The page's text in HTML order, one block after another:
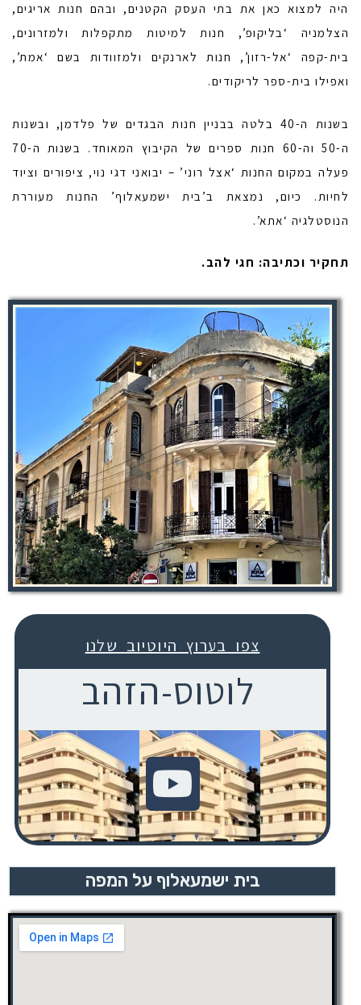
היה למצוא כאן את בתי העסק הקטנים, ובהם חנות אריגים,
הצלמניה ‘בליקופ’, חנות למיטות מתקפלות ולמזרונים,
בית-קפה ‘אל-רזון’, חנות לארנקים ולמזוודות בשם ‘אמת’,
ואפילו בית-ספר לריקודים.
בשנות ה-40 בלטה בבניין חנות הבגדים של פלדמן, ובשנות
ה-50 וה-60 חנות ספרים של הקיבוץ המאוחד. בשנות ה-70
פעלה במקום החנות ‘אצל רוני’ – יבואני דגי נוי, ציפורים וציוד
לחיות. כיום, נמצאת ב’בית ישמעאלוף’ החנות מעוררת
הנוסטלגיה ‘אתא’.
תחקיר וכתיבה: חגי להב.
צפו בערוץ היוטיוב שלנו
לוטוס-הזהב
בית ישמעאלוף על המפה